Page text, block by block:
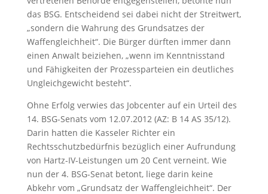
das BSG. Entscheidend sei dabei nicht der Streitwert,
„sondern die Wahrung des Grundsatzes der
Waffengleichheit“. Die Bürger dürften immer dann
einen Anwalt beiziehen, „wenn im Kenntnisstand
und Fähigkeiten der Prozessparteien ein deutliches
Ungleichgewicht besteht“.
Ohne Erfolg verwies das Jobcenter auf ein Urteil des
14. BSG-Senats vom 12.07.2012 (AZ: B 14 AS 35/12).
Darin hatten die Kasseler Richter ein
Rechtsschutzbedürfnis bezüglich einer Aufrundung
von Hartz-IV-Leistungen um 20 Cent verneint. Wie
nun der 4. BSG-Senat betont, liege darin keine
Abkehr vom „Grundsatz der Waffengleichheit“. Der